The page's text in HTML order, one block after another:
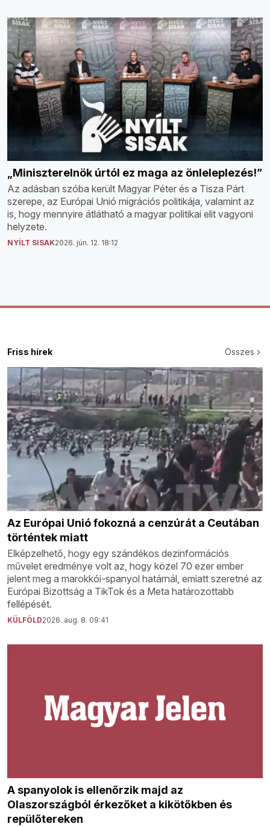
„Miniszterelnök úrtól ez maga az önleleplezés!”
Az adásban szóba került Magyar Péter és a Tisza Párt
szerepe, az Európai Unió migrációs politikája, valamint az
is, hogy mennyire átlátható a magyar politikai elit vagyoni
helyzete.
NYÍLT SISAK2026. jún. 12. 18:12
Friss hírek Összes
Az Európai Unió fokozná a cenzúrát a Ceutában
történtek miatt
Elképzelhető, hogy egy szándékos dezinformációs
művelet eredménye volt az, hogy közel 70 ezer ember
jelent meg a marokkói-spanyol határnál, emiatt szeretné az
Európai Bizottság a TikTok és a Meta határozottabb
fellépését.
KÜLFÖLD2026. aug. 8. 09:41
A spanyolok is ellenőrzik majd az
Olaszországból érkezőket a kikötőkben és
repülőtereken